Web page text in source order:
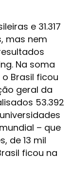
e 31.317
mas nem
Na soma
Brasil ficou
geral da
53.392
– que
de 13 mil
ficou na